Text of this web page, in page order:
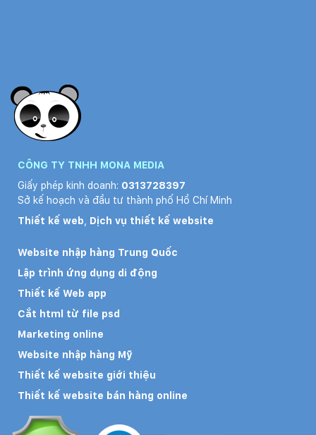
CÔNG TY TNHH MONA MEDIA
Giấy phép kinh doanh: 0313728397
Sở kế hoạch và đầu tư thành phố Hồ Chí Minh
Thiết kế web, Dịch vụ thiết kế website
Website nhập hàng Trung Quốc
Lập trình ứng dụng di động
Thiết kế Web app
Cắt html từ file psd
Marketing online
Website nhập hàng Mỹ
Thiết kế website giới thiệu
Thiết kế website bán hàng online